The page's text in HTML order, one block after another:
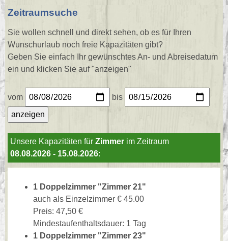
Zeitraumsuche
Sie wollen schnell und direkt sehen, ob es für Ihren
Wunschurlaub noch freie Kapazitäten gibt?
Geben Sie einfach Ihr gewünschtes An- und Abreisedatum
ein und klicken Sie auf "anzeigen"
vom bis
Unsere Kapazitäten für Zimmer im Zeitraum
08.08.2026 - 15.08.2026:
1 Doppelzimmer "Zimmer 21"
auch als Einzelzimmer € 45.00
Preis: 47,50 €
Mindestaufenthaltsdauer: 1 Tag
1 Doppelzimmer "Zimmer 23"